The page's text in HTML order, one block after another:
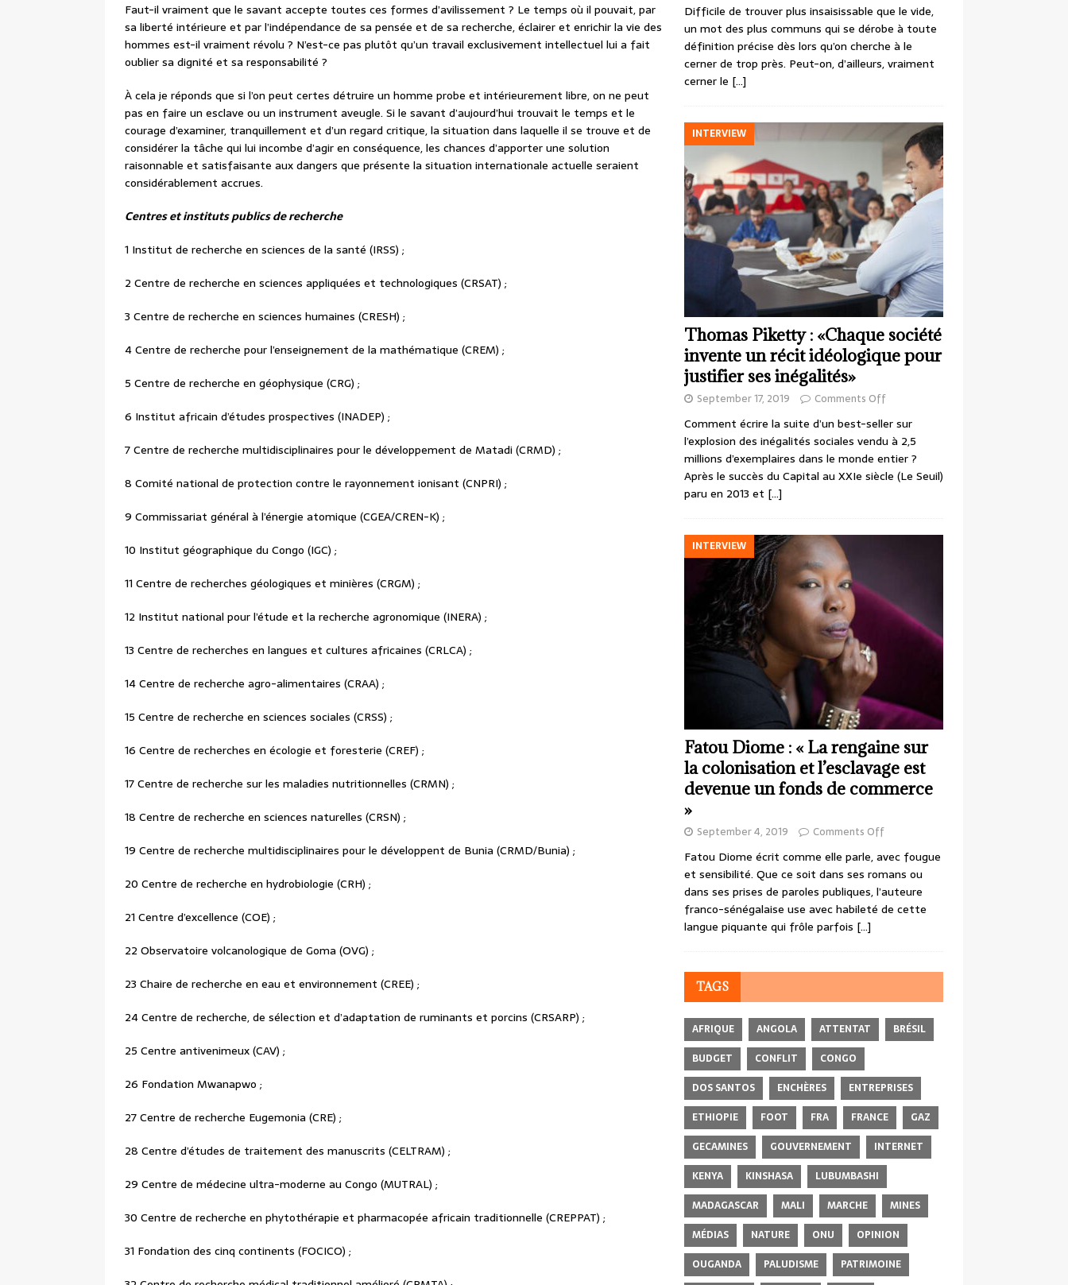
Faut-il vraiment que le savant accepte toutes ces formes d’avilissement ? Le temps où il pouvait, par
sa liberté intérieure et par l’indépendance de sa pensée et de sa recherche, éclairer et enrichir la vie des
hommes est-il vraiment révolu ? N’est-ce pas plutôt qu’un travail exclusivement intellectuel lui a fait
oublier sa dignité et sa responsabilité ?
À cela je réponds que si l’on peut certes détruire un homme probe et intérieurement libre, on ne peut
pas en faire un esclave ou un instrument aveugle. Si le savant d’aujourd’hui trouvait le temps et le
courage d’examiner, tranquillement et d’un regard critique, la situation dans laquelle il se trouve et de
considérer la tâche qui lui incombe d’agir en conséquence, les chances d’apporter une solution
raisonnable et satisfaisante aux dangers que présente la situation internationale actuelle seraient
considérablement accrues.
Centres et instituts publics de recherche
1 Institut de recherche en sciences de la santé (IRSS) ;
2 Centre de recherche en sciences appliquées et technologiques (CRSAT) ;
3 Centre de recherche en sciences humaines (CRESH) ;
4 Centre de recherche pour l’enseignement de la mathématique (CREM) ;
5 Centre de recherche en géophysique (CRG) ;
6 Institut africain d’études prospectives (INADEP) ;
7 Centre de recherche multidisciplinaires pour le développement de Matadi (CRMD) ;
8 Comité national de protection contre le rayonnement ionisant (CNPRI) ;
9 Commissariat général à l’énergie atomique (CGEA/CREN-K) ;
10 Institut géographique du Congo (IGC) ;
11 Centre de recherches géologiques et minières (CRGM) ;
12 Institut national pour l’étude et la recherche agronomique (INERA) ;
13 Centre de recherches en langues et cultures africaines (CRLCA) ;
14 Centre de recherche agro-alimentaires (CRAA) ;
15 Centre de recherche en sciences sociales (CRSS) ;
16 Centre de recherches en écologie et foresterie (CREF) ;
17 Centre de recherche sur les maladies nutritionnelles (CRMN) ;
18 Centre de recherche en sciences naturelles (CRSN) ;
19 Centre de recherche multidisciplinaires pour le développent de Bunia (CRMD/Bunia) ;
20 Centre de recherche en hydrobiologie (CRH) ;
21 Centre d’excellence (COE) ;
22 Observatoire volcanologique de Goma (OVG) ;
23 Chaire de recherche en eau et environnement (CREE) ;
24 Centre de recherche, de sélection et d’adaptation de ruminants et porcins (CRSARP) ;
25 Centre antivenimeux (CAV) ;
26 Fondation Mwanapwo ;
27 Centre de recherche Eugemonia (CRE) ;
28 Centre d’études de traitement des manuscrits (CELTRAM) ;
29 Centre de médecine ultra-moderne au Congo (MUTRAL) ;
30 Centre de recherche en phytothérapie et pharmacopée africain traditionnelle (CREPPAT) ;
31 Fondation des cinq continents (FOCICO) ;
Difficile de trouver plus insaisissable que le vide,
un mot des plus communs qui se dérobe à toute
définition précise dès lors qu’on cherche à le
cerner de trop près. Peut-on, d’ailleurs, vraiment
cerner le […]
INTERVIEW
Thomas Piketty : «Chaque société
invente un récit idéologique pour
justifier ses inégalités»
September 17, 2019 Comments Off
Comment écrire la suite d’un best-seller sur
l’explosion des inégalités sociales vendu à 2,5
millions d’exemplaires dans le monde entier ?
Après le succès du Capital au XXIe siècle (Le Seuil)
paru en 2013 et […]
INTERVIEW
Fatou Diome : « La rengaine sur
la colonisation et l’esclavage est
devenue un fonds de commerce
»
September 4, 2019 Comments Off
Fatou Diome écrit comme elle parle, avec fougue
et sensibilité. Que ce soit dans ses romans ou
dans ses prises de paroles publiques, l’auteure
franco-sénégalaise use avec habileté de cette
langue piquante qui frôle parfois […]
TAGS
AFRIQUE ANGOLA ATTENTAT
BRÉSIL
BUDGET
CONFLIT
CONGO
DOS SANTOS
ENCHÈRES
ENTREPRISES
ETHIOPIE
FOOT FRA FRANCE
GAZ
GECAMINES
GOUVERNEMENT
INTERNET
KENYA
KINSHASA
LUBUMBASHI
MADAGASCAR
MALI MARCHE
MINES
MÉDIAS
NATURE ONU
OPINION
OUGANDA
PALUDISME PATRIMOINE